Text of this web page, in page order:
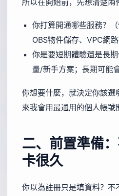
你打算開通哪些服務？（
OBS物件儲存、VPC網路
你是要短期體驗還是長
量/新手方案；長期可能
你想要什麼，就決定你該選
來我會用最通用的個人帳號
二、前置準備
卡很久
你以為註冊只是填資料？不